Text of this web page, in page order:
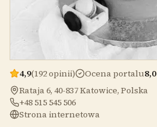
4,9(192 opinii) Ocena portalu8,0
Rataja 6, 40-837 Katowice, Polska
+48 515 545 506
Strona internetowa